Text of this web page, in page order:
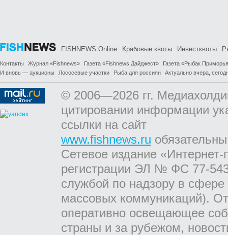
FISHNEWS Online Крабовые квоты Инвестквоты
Контакты Журнал «Fishnews» Газета «Fishnews Дайджест»
Газета «Рыбак
И вновь — аукционы
Лососевые участки Рыба для россиян Актуально вчера,
© 2006—2026 гг.
цитировании информации
ссылки на сайт
www.fishnews.ru
Сетевое издание
регистрации ЭЛ № ФС 77-
службой по надзору в
массовых коммуникаций).
оперативно освещающее
страны и за рубежом,